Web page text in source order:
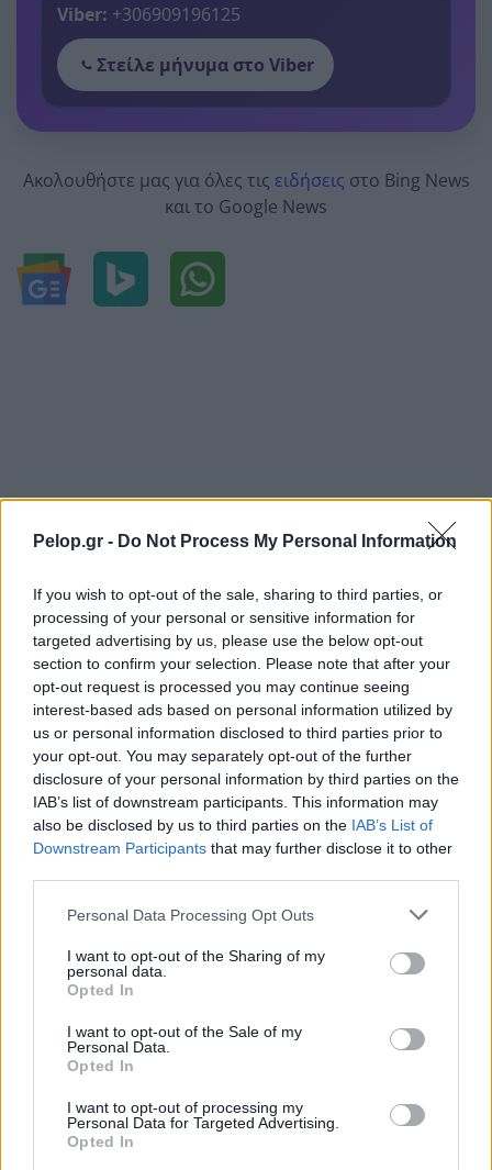
Pelop.gr - Do Not Process My Personal Information
If you wish to opt-out of the sale, sharing to third parties, or
processing of your personal or sensitive information for
targeted advertising by us, please use the below opt-out
section to confirm your selection. Please note that after your
opt-out request is processed you may continue seeing
interest-based ads based on personal information utilized by
us or personal information disclosed to third parties prior to
your opt-out. You may separately opt-out of the further
disclosure of your personal information by third parties on the
IAB’s list of downstream participants. This information may
also be disclosed by us to third parties on the IAB’s List of
Downstream Participants that may further disclose it to other
Please note that this website/app uses one or more Google
not limited to your visit or usage behaviour. You may click to
grant or deny consent to Google and its third-party tags to
use your data for below specified purposes in below Google
consent section.
Personal Data Processing Opt Outs
I want to opt-out of the Sharing of my
personal data.
Opted In
I want to opt-out of the Sale of my
Personal Data.
Opted In
I want to opt-out of processing my
Personal Data for Targeted Advertising.
Opted In
Viber: +306909196125
Στείλε μήνυμα στο Viber
Ακολουθήστε μας για όλες τις ειδήσεις στο Bing News
και το Google News
ΡΟΗ ΕΙΔΗΣΕΩΝ
«Δεν αποζητώ τον έρωτα, ούτε όμως και τον